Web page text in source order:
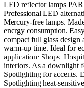
LED reflector lamps
Professional LED
Mercury-free lamps.
energy consumption.
compact full glass design
warm-up time. Ideal for
application: Shops.
interiors. As a downlight
Spotlighting for accents.
Spotlighting heat-